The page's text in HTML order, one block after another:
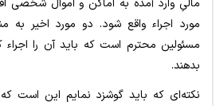
مالیِ وارد آمده به اماکن و اموال شخصی
مورد اجراء واقع شود. دو مورد اخیر به
مسئولین محترم است که باید آن را اجراء
بدهند.
نکته‌ای که باید گوشزد نمایم این است